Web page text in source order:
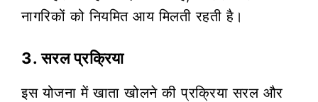
नागरिकों को नियमित आय मिलती रहती है।
3. सरल प्रक्रिया
इस योजना में खाता खोलने की प्रक्रिया सरल और